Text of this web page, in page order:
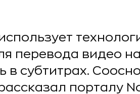
перевода видео
в субтитрах.
порталу